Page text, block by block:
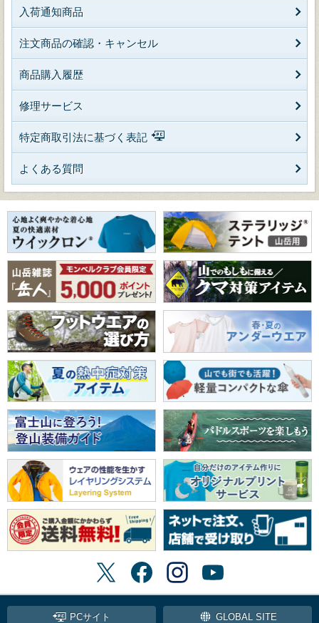
入荷通知商品
注文商品の確認・キャンセル
商品購入履歴
修理サービス
特定商取引法に基づく表記
よくある質問
PCサイト GLOBAL SITE